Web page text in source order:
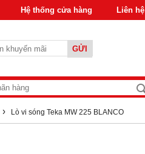
Hệ thống cửa hàng Liên hệ
GỬI
› Lò vi sóng Teka MW 225 BLANCO